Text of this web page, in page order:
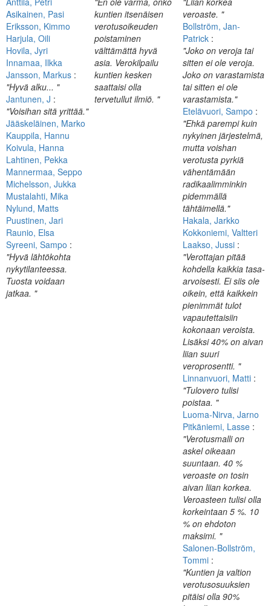
Asikainen, Pasi
Eriksson, Kimmo
Harjula, Oili
Hovila, Jyri
Innamaa, Ilkka
Jansson, Markus :
"Hyvä alku... "
Jantunen, J :
"Voisihan sitä yrittää."
Jääskeläinen, Marko
Kauppila, Hannu
Koivula, Hanna
Lahtinen, Pekka
Mannermaa, Seppo
Michelsson, Jukka
Mustalahti, Mika
Nylund, Matts
Puustinen, Jari
Raunio, Elsa
Syreeni, Sampo :
"Hyvä lähtökohta
nykytilanteessa.
Tuosta voidaan
jatkaa. "
kuntien itsenäisen
verotusoikeuden
poistaminen
välttämättä hyvä
asia. Verokilpailu
kuntien kesken
saattaisi olla
tervetullut ilmiö. "
veroaste. "
Bollström, Jan-
Patrick :
"Joko on veroja tai
sitten ei ole veroja.
Joko on varastamista
tai sitten ei ole
varastamista."
Etelävuori, Sampo :
"Ehkä parempi kuin
nykyinen järjestelmä,
mutta voishan
verotusta pyrkiä
vähentämään
radikaalimminkin
pidemmällä
tähtäimellä."
Hakala, Jarkko
Kokkoniemi, Valtteri
Laakso, Jussi :
"Verottajan pitää
kohdella kaikkia tasa-
arvoisesti. Ei siis ole
oikein, että kaikkein
pienimmät tulot
vapautettaisiin
kokonaan veroista.
Lisäksi 40% on aivan
liian suuri
veroprosentti. "
Linnanvuori, Matti :
"Tulovero tulisi
poistaa. "
Luoma-Nirva, Jarno
Pitkäniemi, Lasse :
"Verotusmalli on
askel oikeaan
suuntaan. 40 %
veroaste on tosin
aivan liian korkea.
Veroasteen tulisi olla
korkeintaan 5 %. 10
% on ehdoton
maksimi. "
Salonen-Bollström,
Tommi :
"Kuntien ja valtion
verotusosuuksien
pitäisi olla 90%